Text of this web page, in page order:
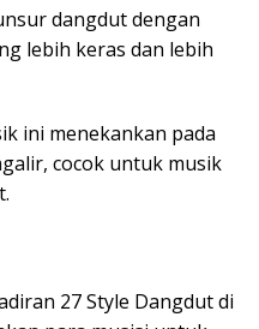
dangdut dengan
lebih keras dan lebih
ini menekankan pada
cocok untuk musik
27 Style Dangdut di